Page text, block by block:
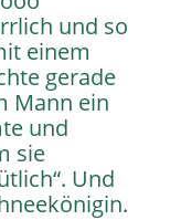
und so
einem
gerade
Mann ein
und
sie
Und